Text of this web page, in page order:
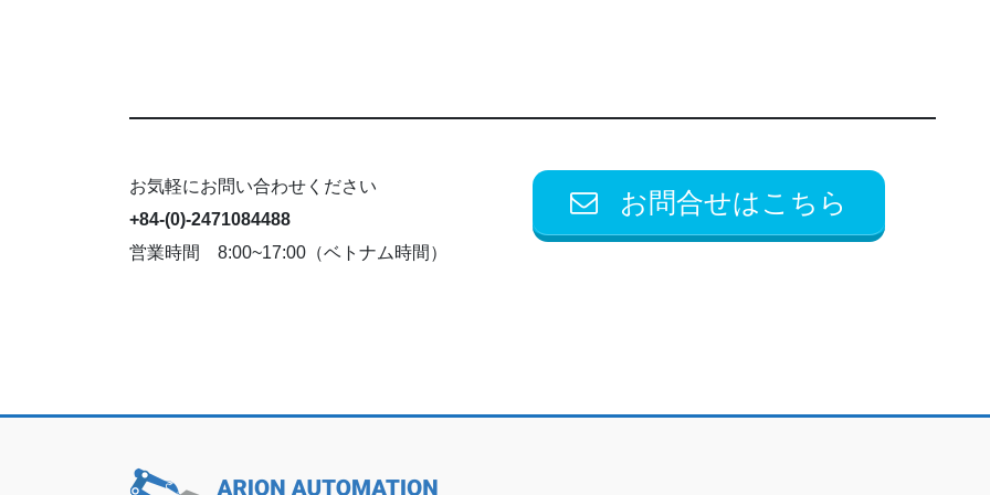
お気軽にお問い合わせください
+84-(0)-2471084488
営業時間 8:00~17:00（ベトナム時間）
お問合せはこちら